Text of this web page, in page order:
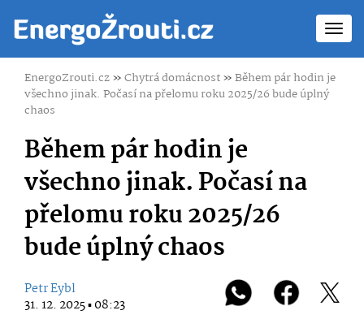
EnergoZrouti.cz»Chytrá domácnost»Během pár hodin je
všechno jinak. Počasí na přelomu roku 2025/26 bude úplný
chaos
Během pár hodin je
všechno jinak. Počasí na
přelomu roku 2025/26
bude úplný chaos
Petr Eybl
31. 12. 2025 ▪ 08:23